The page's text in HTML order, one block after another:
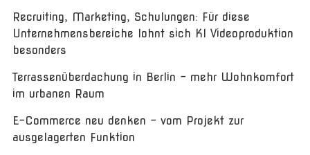
Recruiting, Marketing, Schulungen: Für diese
Unternehmensbereiche lohnt sich KI Videoproduktion
besonders
Terrassenüberdachung in Berlin – mehr Wohnkomfort
im urbanen Raum
E-Commerce neu denken – vom Projekt zur
ausgelagerten Funktion